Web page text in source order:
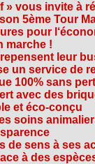
» vous invite à
5ème Tour
pour
marche !
leur
un service de
100% sans
avec des
et éco-conçu
soins
de sens à ses
à des